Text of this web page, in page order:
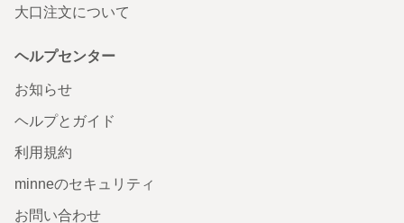
大口注文について
ヘルプセンター
お知らせ
ヘルプとガイド
利用規約
minneのセキュリティ
お問い合わせ